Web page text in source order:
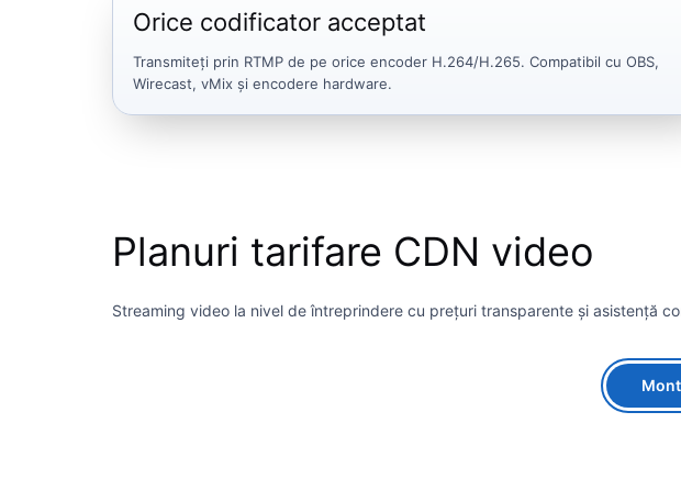
Orice codificator acceptat
Transmiteți prin RTMP de pe orice encoder H.264/H.265. Compatibil cu OBS,
Wirecast, vMix și encodere hardware.
Planuri tarifare CDN video
Streaming video la nivel de întreprindere cu prețuri transparente și asistență